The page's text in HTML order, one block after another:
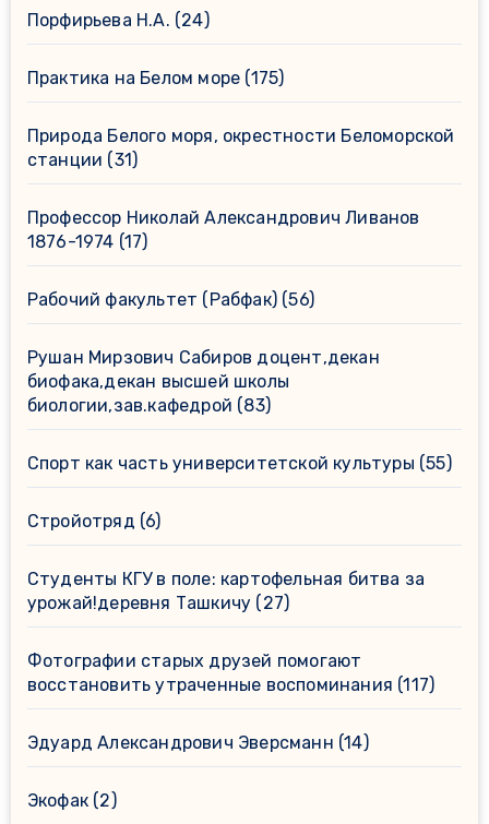
Порфирьева Н.А. (24)
Практика на Белом море (175)
Природа Белого моря, окрестности Беломорской
станции (31)
Профессор Николай Александрович Ливанов
1876-1974 (17)
Рабочий факультет (Рабфак)(56)
Рушан Мирзович Сабиров доцент,декан
биофака,декан высшей школы
биологии,зав.кафедрой (83)
Спорт как часть университетской культуры (55)
Стройотряд (6)
Студенты КГУ в поле: картофельная битва за
урожай!деревня Ташкичу (27)
Фотографии старых друзей помогают
восстановить утраченные воспоминания (117)
Эдуард Александрович Эверсманн (14)
Экофак(2)